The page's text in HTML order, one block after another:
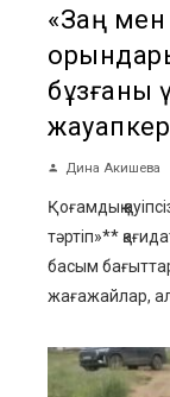
«Заң мен
бұзғаны
Дина Акишева
Қоғамдық
тәртіп»**
басым
жағажайлар,